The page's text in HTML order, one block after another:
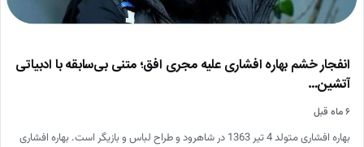
انفجار خشم بهاره افشاری علیه مجری افق؛ متنی بی‌سابقه با ادبیاتی
آتشین…
۶ ماه قبل
بهاره افشاری متولد 4 تیر 1363 در شاهرود و طراح لباس و بازیگر است. بهاره افشاری